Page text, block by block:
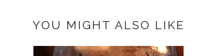
YOU MIGHT ALSO LIKE